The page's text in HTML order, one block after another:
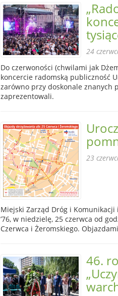
24
Do czerwoności (chwilami jak
koncercie radomską publiczność
zarówno przy doskonale znanych
zaprezentowali.
23
Miejski Zarząd Dróg i
’76, w niedzielę, 25 czerwca od
Czerwca i Żeromskiego.
46.